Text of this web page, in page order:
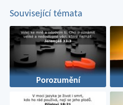
Související témata
Porozumění